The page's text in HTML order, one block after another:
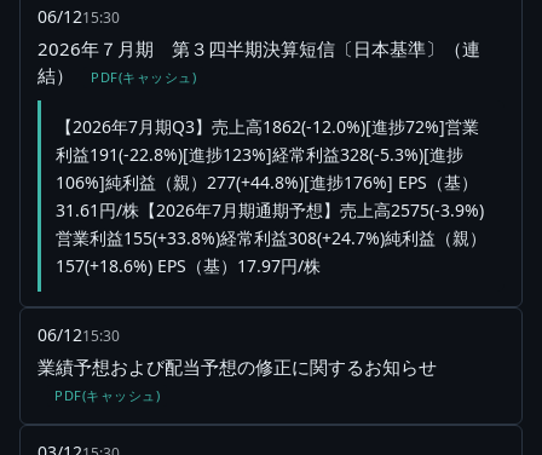
06/1215:30
2026年７月期 第３四半期決算短信〔日本基準〕（連
結）
PDF(キャッシュ)
【2026年7月期Q3】売上高1862(-12.0%)[進捗72%]営業
利益191(-22.8%)[進捗123%]経常利益328(-5.3%)[進捗
106%]純利益（親）277(+44.8%)[進捗176%] EPS（基）
31.61円/株【2026年7月期通期予想】売上高2575(-3.9%)
営業利益155(+33.8%)経常利益308(+24.7%)純利益（親）
157(+18.6%) EPS（基）17.97円/株
06/1215:30
業績予想および配当予想の修正に関するお知らせ
PDF(キャッシュ)